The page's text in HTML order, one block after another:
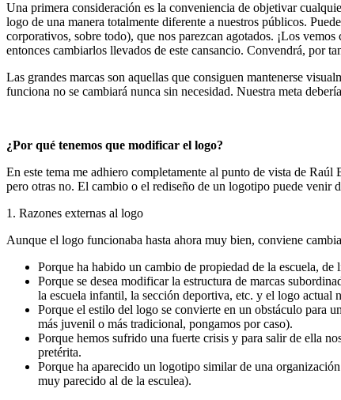
Una primera consideración es la conveniencia de objetivar
logo de una manera totalmente diferente a nuestros públicos.
corporativos, sobre todo), que nos parezcan agotados. ¡Los
entonces cambiarlos llevados de este cansancio. Convendrá, por
Las grandes marcas son aquellas que consiguen mantenerse
funciona no se cambiará nunca sin necesidad. Nuestra meta
¿Por qué tenemos que modificar el logo?
En este tema me adhiero completamente al punto de vista de
pero otras no. El cambio o el rediseño de un logotipo puede venir
1. Razones externas al logo
Aunque el logo funcionaba hasta ahora muy bien, conviene
Porque ha habido un cambio de propiedad de la escuela,
Porque se desea modificar la estructura de marcas
la escuela infantil, la sección deportiva, etc. y el logo actual
Porque el estilo del logo se convierte en un obstáculo para
más juvenil o más tradicional, pongamos por caso).
Porque hemos sufrido una fuerte crisis y para salir de ella
pretérita.
Porque ha aparecido un logotipo similar de una
muy parecido al de la esculea).